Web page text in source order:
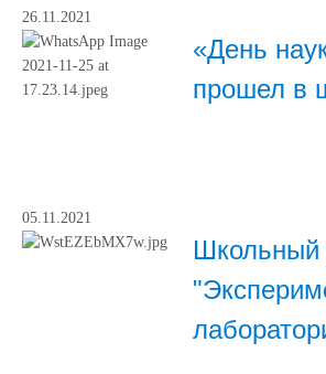
26.11.2021
«День
прошел в
05.11.2021
Школьный